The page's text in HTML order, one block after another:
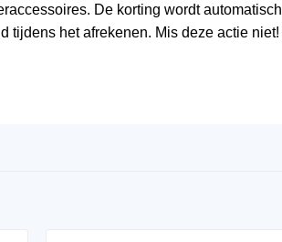
De korting wordt automatisch
tijdens het afrekenen. Mis deze actie niet!